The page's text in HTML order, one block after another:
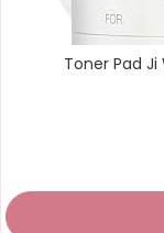
Toner Pad Ji